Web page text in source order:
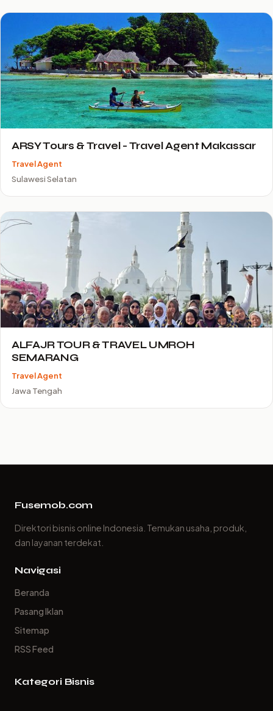
ARSY Tours & Travel - Travel Agent Makassar
Travel Agent
Sulawesi Selatan
ALFAJR TOUR & TRAVEL UMROH
SEMARANG
Travel Agent
Jawa Tengah
Fusemob.com
Direktori bisnis online Indonesia. Temukan usaha, produk,
dan layanan terdekat.
Navigasi
Beranda
Pasang Iklan
Sitemap
RSS Feed
Kategori Bisnis